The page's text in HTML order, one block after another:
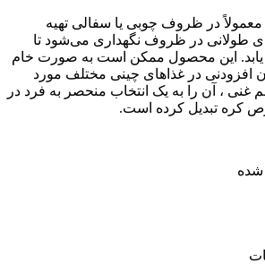
معمولاً در ظروف چوبی یا سفالی تهیه
طولانی در ظروف نگهداری می‌شود تا
یابد. این محصول ممکن است به صورت خام
افزودنی در غذاهای چینی مختلف مورد
غنی ، آن را به یک انتخاب منحصر به فرد در
کره تبدیل کرده است.
شده